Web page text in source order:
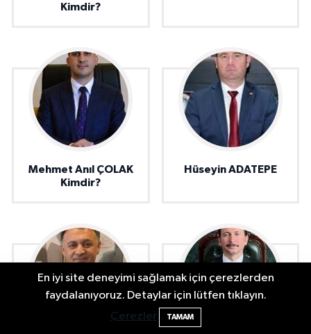
Kimdir?
Mehmet Anıl ÇOLAK
Kimdir?
Hüseyin ADATEPE
En iyi site deneyimi sağlamak için çerezlerden
faydalanıyoruz. Detaylar için lütfen tıklayın.
Çerezler
TAMAM
Bartın'da Şafak Operasyonu: 5 Gözaltı, 4
Şüpheli Aranıyor